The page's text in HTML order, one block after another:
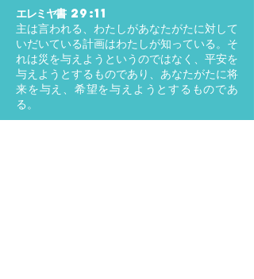
エレミヤ書 29:11
主は言われる、わたしがあなたがたに対して
いだいている計画はわたしが知っている。そ
れは災を与えようというのではなく、平安を
与えようとするものであり、あなたがたに将
来を与え、希望を与えようとするものであ
る。